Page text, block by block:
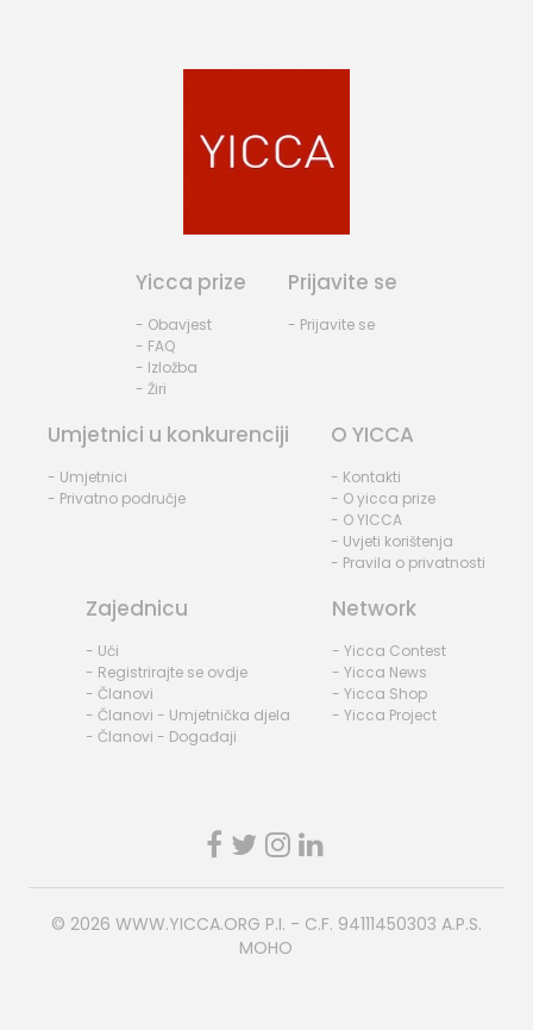
Yicca prize
- Obavjest
- FAQ
- Izložba
- Žiri
Prijavite se
- Prijavite se
Umjetnici u konkurenciji
- Umjetnici
- Privatno područje
O YICCA
- Kontakti
- O yicca prize
- O YICCA
- Uvjeti korištenja
- Pravila o privatnosti
Zajednicu
- Ući
- Registrirajte se ovdje
- Članovi
- Članovi - Umjetnička djela
- Članovi - Događaji
Network
- Yicca Contest
- Yicca News
- Yicca Shop
- Yicca Project
© 2026 WWW.YICCA.ORG P.I. - C.F. 94111450303 A.P.S.
MOHO